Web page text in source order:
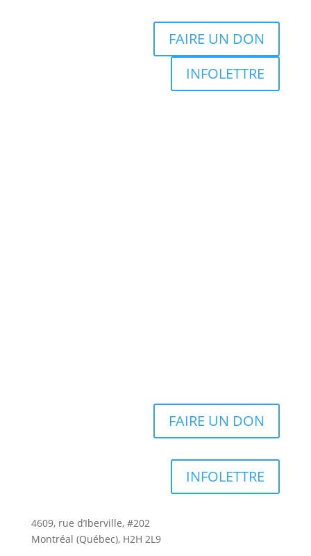
FAIRE UN DON
INFOLETTRE
FAIRE UN DON
INFOLETTRE
4609, rue d’Iberville, #202
Montréal (Québec), H2H 2L9